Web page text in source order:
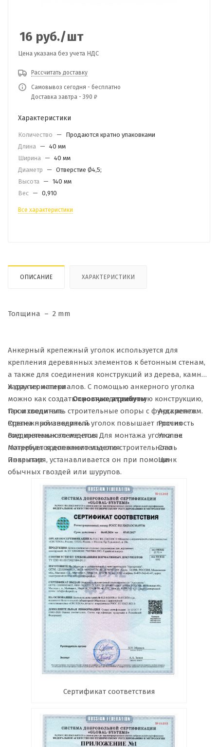
16 руб./шт
Цена указана без учета НДС
Рассчитать доставку
Самовывоз сегодня - бесплатно
Доставка завтра - 390 ₽
Характеристики
Количество —
Продаются кратно упаковками
Длина — 40 мм
Ширина — 40 мм
Диаметр
— Отверстие Ø4,5;
Высота — 140 мм
Вес — 0,910
Все характеристики
ОПИСАНИЕ ХАРАКТЕРИСТИКИ
Толщина – 2 mm
Анкерный крепежный уголок используется для
крепления деревянных элементов к бетонным стенам,
а также для соединения конструкций из дерева, камня
и других материалов. С помощью анкерного уголка
можно как создать простую деревянную конструкцию,
так и соединить строительные опоры с фундаментом.
Крепежный анкерный уголок повышает прочность
соединяемых элементов. Для монтажа уголка не
потребуется дополнительного строительного
инвентаря, устанавливается он при помощи
обычных гвоздей или шурупов.
Характеристики
Основные атрибуты
Производитель
Арскрепеж
Страна производитель
Россия
Вид крепежного изделия
Уголок
Материал крепежного изделия
Сталь
Покрытие
Цинк
Сертификат соответствия